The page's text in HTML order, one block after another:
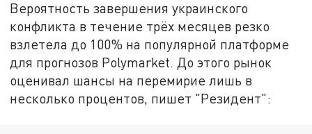
Вероятность завершения украинского
конфликта в течение трёх месяцев резко
взлетела до 100% на популярной платформе
для прогнозов Polymarket. До этого рынок
оценивал шансы на перемирие лишь в
несколько процентов, пишет "Резидент":